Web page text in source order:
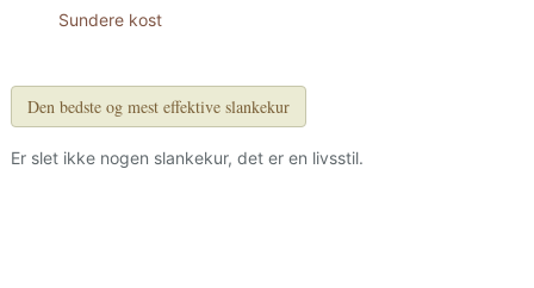
Sundere kost
Den bedste og mest effektive slankekur
Er slet ikke nogen slankekur, det er en livsstil.